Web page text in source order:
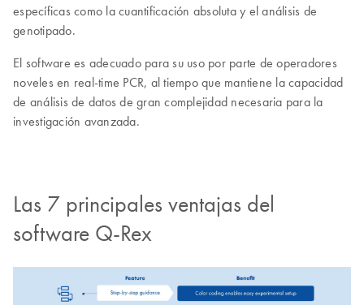
específicas como la cuantificación absoluta y el análisis de
genotipado.
El software es adecuado para su uso por parte de operadores
noveles en real-time PCR, al tiempo que mantiene la capacidad
de análisis de datos de gran complejidad necesaria para la
investigación avanzada.
Las 7 principales ventajas del
software Q-Rex